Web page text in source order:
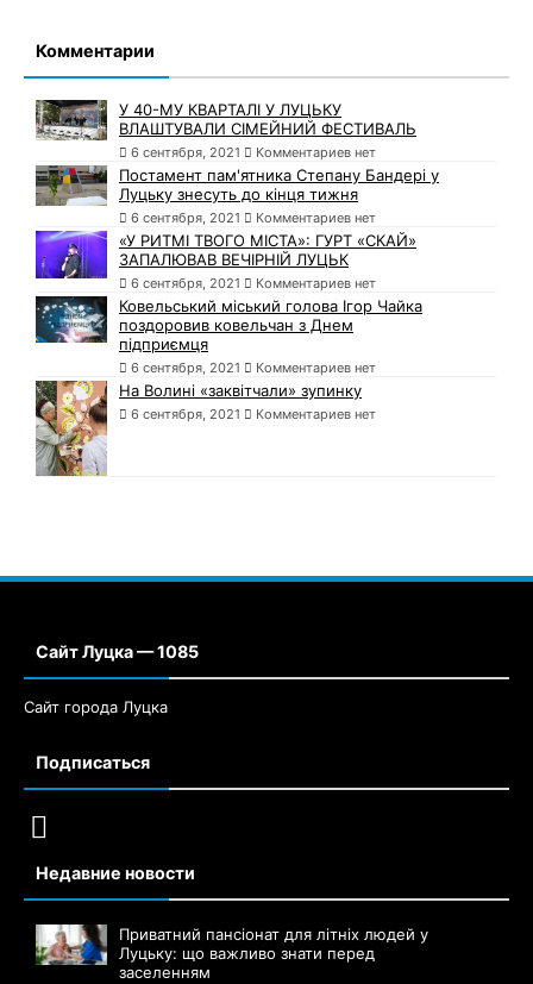
Комментарии
У 40-МУ КВАРТАЛІ У ЛУЦЬКУ
ВЛАШТУВАЛИ СІМЕЙНИЙ ФЕСТИВАЛЬ
6 сентября, 2021 Комментариев нет
Постамент пам'ятника Степану Бандері у
Луцьку знесуть до кінця тижня
6 сентября, 2021 Комментариев нет
«У РИТМІ ТВОГО МІСТА»: ГУРТ «СКАЙ»
ЗАПАЛЮВАВ ВЕЧІРНІЙ ЛУЦЬК
6 сентября, 2021 Комментариев нет
Ковельський міський голова Ігор Чайка
поздоровив ковельчан з Днем
підприємця
6 сентября, 2021 Комментариев нет
На Волині «заквітчали» зупинку
6 сентября, 2021 Комментариев нет
Сайт Луцка — 1085
Сайт города Луцка
Подписаться
Недавние новости
Приватний пансіонат для літніх людей у
Луцьку: що важливо знати перед
заселенням